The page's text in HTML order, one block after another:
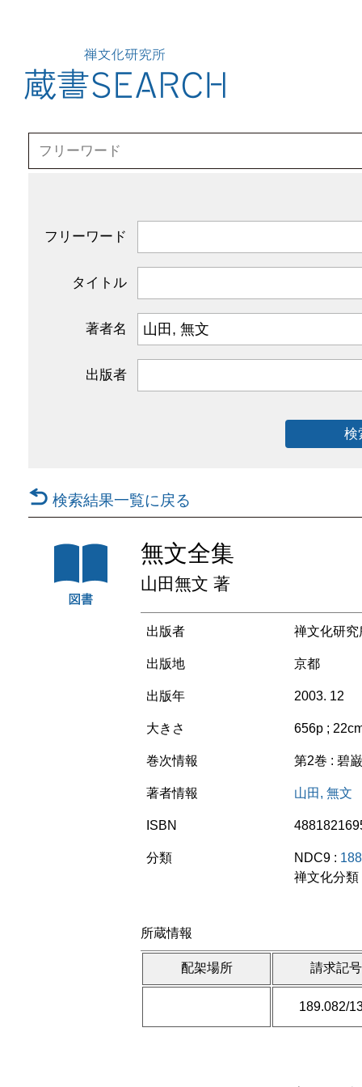
フリーワード
タイトル
著者名
出版者
検
検索結果一覧に戻る
無文全集
山田無文 著
出版者 禅文化研究
出版地 京都
出版年 2003. 12
大きさ 656p ;
巻次情報 第2巻 : 碧
著者情報 山田, 無文
ISBN
分類 NDC9 :
禅文化分
所蔵情報
配架場所 請求記号
189.082/